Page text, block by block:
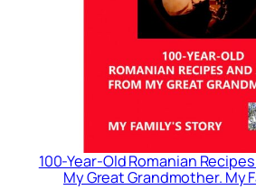
100-Year-Old Romanian
My Great Grandmother. My